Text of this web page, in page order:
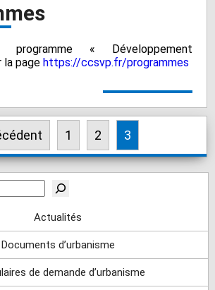
programme « Développement
la pagehttps://ccsvp.fr/programmes
1 2 3
Actualités
Documents d’urbanisme
de demande d’urbanisme